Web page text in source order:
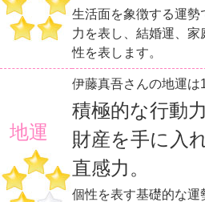
生活面を象徴する運
力を表し、結婚運、
性を表します。
地運
伊藤真吾さんの地運は
積極的な行動
財産を手に入
直感力。
個性を表す基礎的な運